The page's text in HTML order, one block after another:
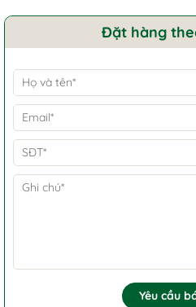
Đặt hàng
Yêu cầu